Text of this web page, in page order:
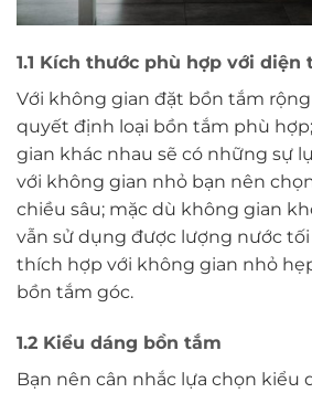
1.1 Kích thước phù hợp với diện
Với không gian đặt bồn tắm
quyết định loại bồn tắm phù
gian khác nhau sẽ có những sự
với không gian nhỏ bạn nên
chiều sâu; mặc dù không gian
vẫn sử dụng được lượng nước
thích hợp với không gian nhỏ
bồn tắm góc.
1.2 Kiểu dáng bồn tắm
Bạn nên cân nhắc lựa chọn kiểu